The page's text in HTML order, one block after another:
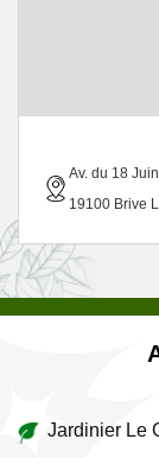
Av. du 18 Juin
19100 Brive
Jardinier Le